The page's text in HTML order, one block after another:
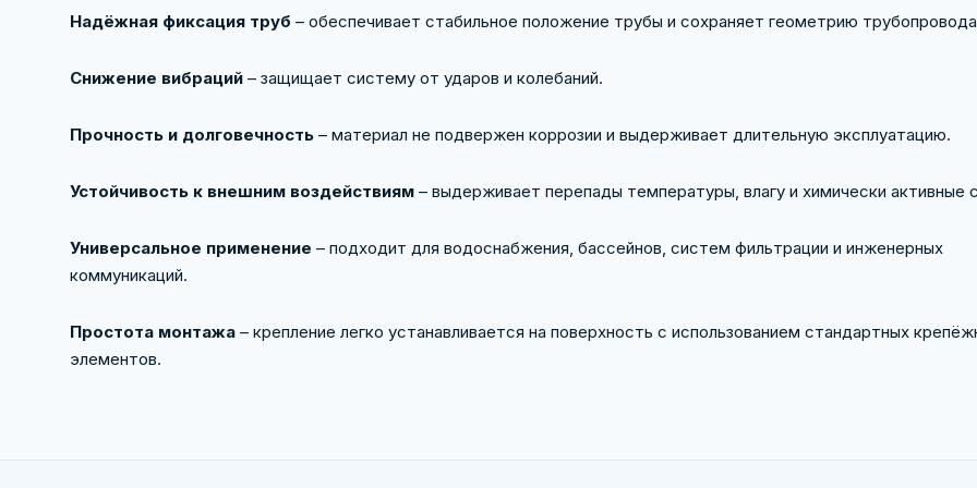
Надёжная фиксация труб – обеспечивает стабильное положение трубы и сохраняет геометрию
Снижение вибраций – защищает систему от ударов и колебаний.
Прочность и долговечность – материал не подвержен коррозии и выдерживает длительную эксплуатацию.
Устойчивость к внешним воздействиям – выдерживает перепады температуры, влагу и химически активные
Универсальное применение – подходит для водоснабжения, бассейнов, систем фильтрации и инженерных
коммуникаций.
Простота монтажа – крепление легко устанавливается на поверхность с использованием стандартных
элементов.